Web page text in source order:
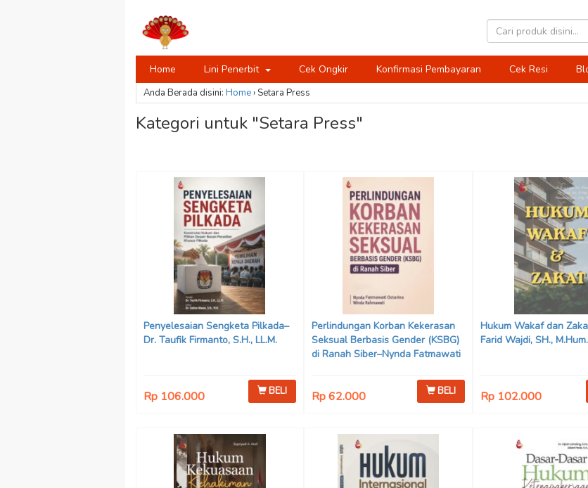
Home Lini Penerbit Cek Ongkir Konfirmasi Pembayaran Cek Resi
Anda Berada disini: Home› Setara Press
Kategori untuk "Setara Press"
Penyelesaian Sengketa Pilkada–
Dr. Taufik Firmanto, S.H., LL.M.
Rp 106.000 BELI
Perlindungan Korban Kekerasan
Seksual Berbasis Gender (KSBG)
di Ranah Siber–Nynda Fatmawati
Rp 62.000 BELI
Hukum Wakaf dan
Farid Wajdi, SH.,
Rp 102.000